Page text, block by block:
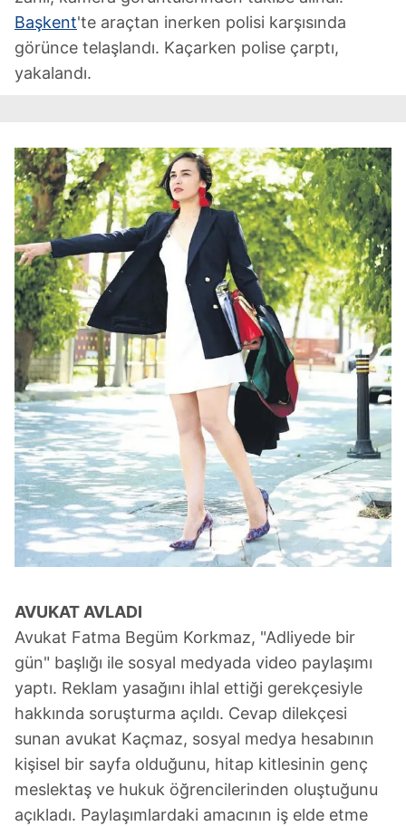
Başkent'te araçtan inerken polisi karşısında
görünce telaşlandı. Kaçarken polise çarptı,
yakalandı.
AVUKAT AVLADI
Avukat Fatma Begüm Korkmaz, "Adliyede bir
gün" başlığı ile sosyal medyada video paylaşımı
yaptı. Reklam yasağını ihlal ettiği gerekçesiyle
hakkında soruşturma açıldı. Cevap dilekçesi
sunan avukat Kaçmaz, sosyal medya hesabının
kişisel bir sayfa olduğunu, hitap kitlesinin genç
meslektaş ve hukuk öğrencilerinden oluştuğunu
açıkladı. Paylaşımlardaki amacının iş elde etme